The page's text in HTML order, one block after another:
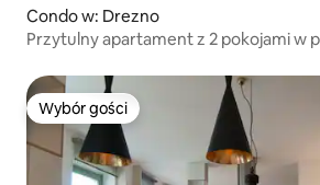
Condo w: Drezno
Przytulny apartament z 2 pokojami w
Wybór gości
Wybór gości